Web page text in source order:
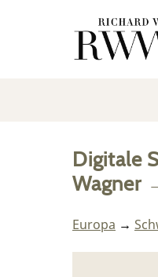
Digitale
Wagner
Europa →